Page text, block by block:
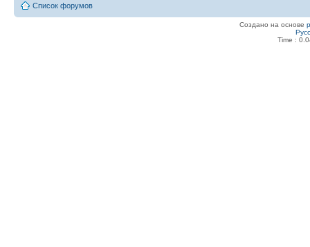
Список форумов
Создано на основе
Time :